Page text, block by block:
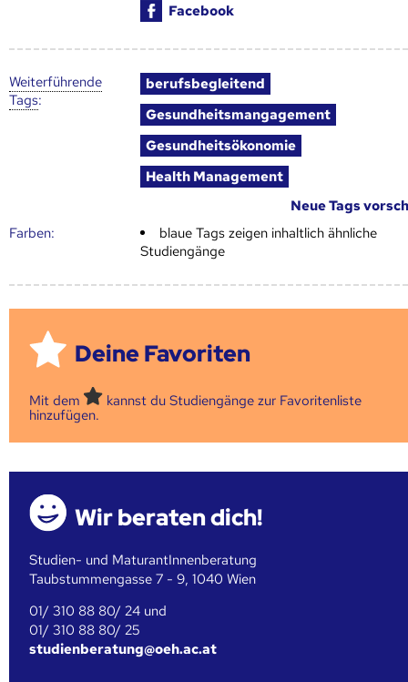
Facebook
Weiter­führende
Tags:
berufsbegleitend
Gesundheitsmangagement
Gesundheitsökonomie
Health Management
Neue Tags
Farben:
blaue Tags zeigen inhaltlich ähnliche
Studiengänge
Deine Favoriten
Mit dem
kannst du Studiengänge zur Favoritenliste
hinzufügen.
Wir beraten dich!
Studien- und MaturantInnenberatung
Taubstummengasse 7 - 9, 1040 Wien
01/ 310 88 80/ 24 und
01/ 310 88 80/ 25
studienberatung@oeh.ac.at